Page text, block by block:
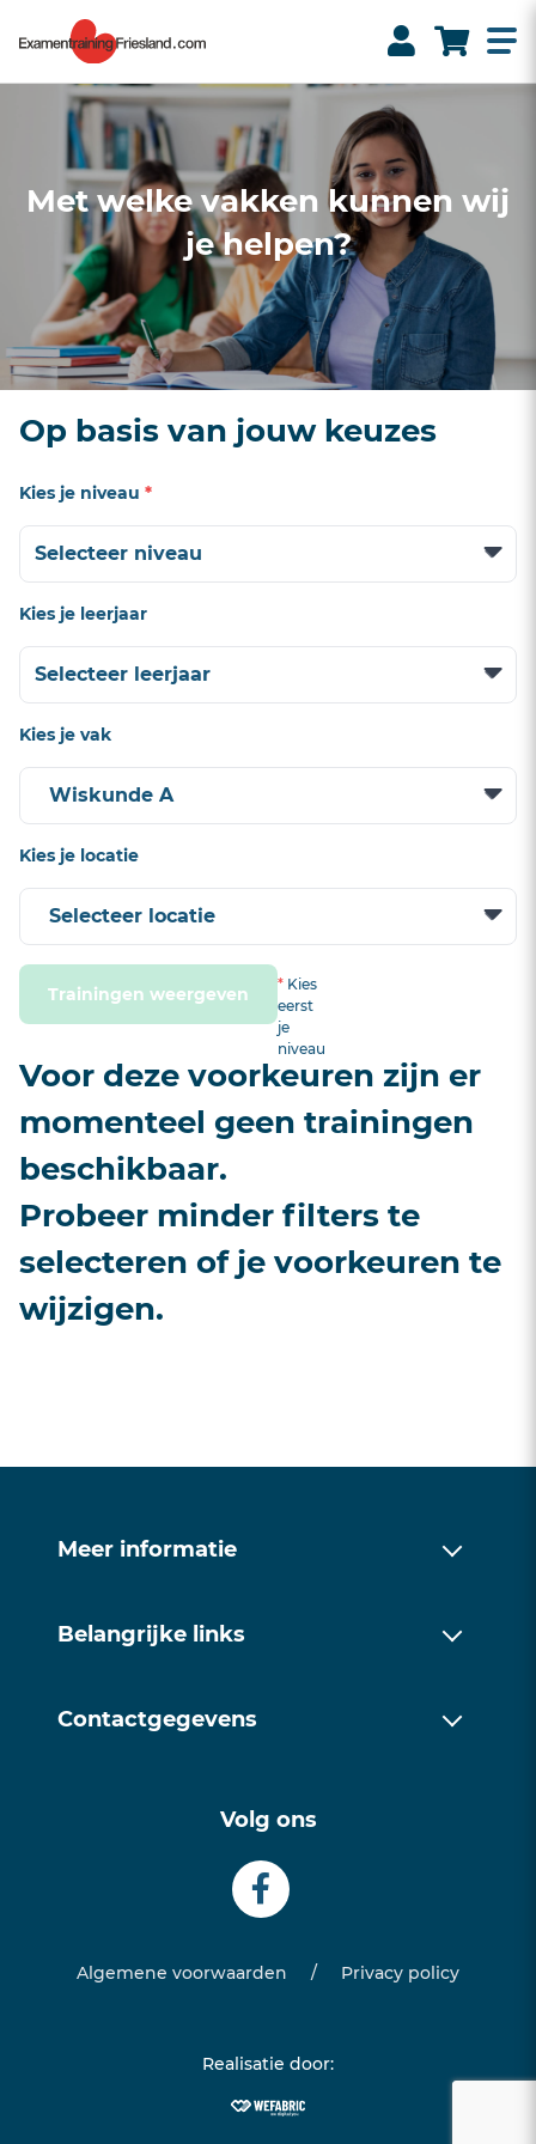
Met welke vakken kunnen wij
je helpen?
Op basis van jouw keuzes
Kies je niveau *
Kies je leerjaar
Kies je vak
Kies je locatie
Trainingen weergeven * Kies
eerst
je
niveau
Voor deze voorkeuren zijn er
momenteel geen trainingen
beschikbaar.
Probeer minder filters te
selecteren of je voorkeuren te
wijzigen.
Meer informatie
Belangrijke links
Contactgegevens
info@examentrainingfriesland.com
Volg ons
Algemene voorwaarden / Privacy policy
Realisatie door: